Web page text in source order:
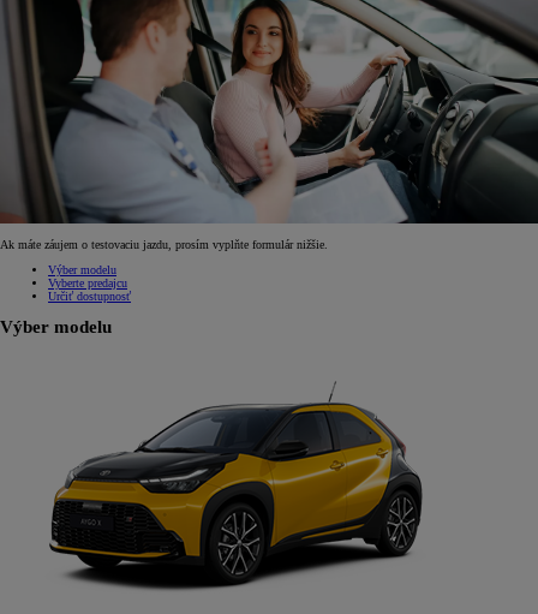
Ak máte záujem o testovaciu jazdu, prosím vyplňte formulár nižšie.
Výber modelu
Vyberte predajcu
Určiť dostupnosť
Výber modelu